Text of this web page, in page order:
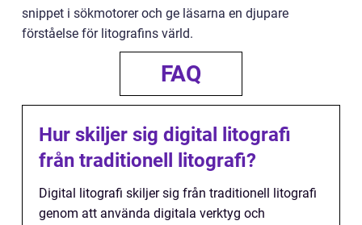
snippet i sökmotorer och ge läsarna en djupare
förståelse för litografins värld.
FAQ
Hur skiljer sig digital litografi
från traditionell litografi?
Digital litografi skiljer sig från traditionell litografi
genom att använda digitala verktyg och